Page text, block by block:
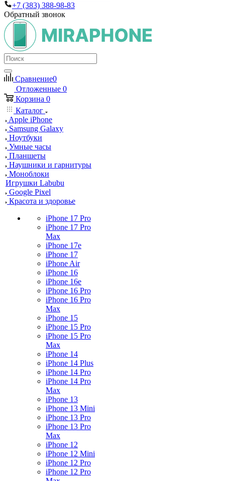
+7 (383) 388-98-83
Обратный звонок
Сравнение0
Отложенные 0
Корзина 0
Каталог
Apple iPhone
Samsung Galaxy
Ноутбуки
Умные часы
Планшеты
Наушники и гарнитуры
Моноблоки
Игрушки Labubu
Google Pixel
Красота и здоровье
iPhone 17 Pro
iPhone 17 Pro
Max
iPhone 17e
iPhone 17
iPhone Air
iPhone 16
iPhone 16e
iPhone 16 Pro
iPhone 16 Pro
Max
iPhone 15
iPhone 15 Pro
iPhone 15 Pro
Max
iPhone 14
iPhone 14 Plus
iPhone 14 Pro
iPhone 14 Pro
Max
iPhone 13
iPhone 13 Mini
iPhone 13 Pro
iPhone 13 Pro
Max
iPhone 12
iPhone 12 Mini
iPhone 12 Pro
iPhone 12 Pro